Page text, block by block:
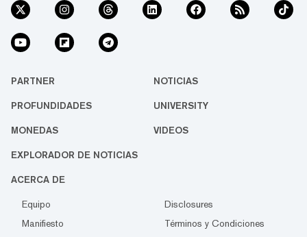
PARTNER NOTICIAS
PROFUNDIDADES UNIVERSITY
MONEDAS VIDEOS
EXPLORADOR DE NOTICIAS
ACERCA DE
Equipo
Disclosures
Manifiesto
Términos y Condiciones